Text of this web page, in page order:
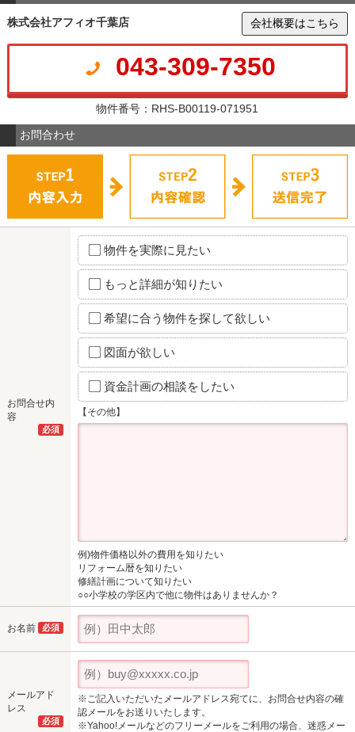
株式会社アフィオ千葉店 会社概要はこちら
043-309-7350
物件番号：RHS-B00119-071951
お問合わせ
お問合せ内
容
必須
物件を実際に見たい
もっと詳細が知りたい
希望に合う物件を探して欲しい
図面が欲しい
資金計画の相談をしたい
【その他】
例)物件価格以外の費用を知りたい
リフォーム暦を知りたい
修繕計画について知りたい
○○小学校の学区内で他に物件はありませんか？
お名前 必須
メールアド
レス
必須
※ご記入いただいたメールアドレス宛てに、お問合せ内容の確
認メールをお送りいたします。
※Yahoo!メールなどのフリーメールをご利用の場合、迷惑メー